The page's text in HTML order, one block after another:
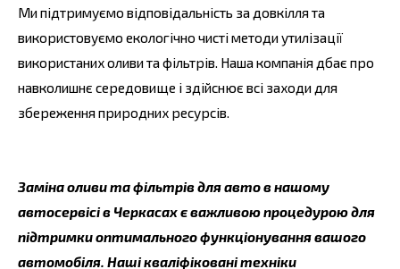
Ми підтримуємо відповідальність за довкілля та
використовуємо екологічно чисті методи утилізації
використаних оливи та фільтрів. Наша компанія дбає про
навколишнє середовище і здійснює всі заходи для
збереження природних ресурсів.
Заміна оливи та фільтрів для авто в нашому
автосервісі в Черкасах є важливою процедурою для
підтримки оптимального функціонування вашого
автомобіля. Наші кваліфіковані техніки